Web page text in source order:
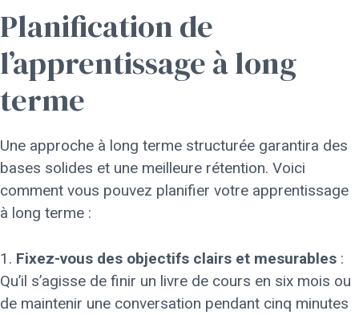
Planification de
l’apprentissage à long
terme
Une approche à long terme structurée garantira des
bases solides et une meilleure rétention. Voici
comment vous pouvez planifier votre apprentissage
à long terme :
1. Fixez-vous des objectifs clairs et mesurables :
Qu’il s’agisse de finir un livre de cours en six mois ou
de maintenir une conversation pendant cinq minutes